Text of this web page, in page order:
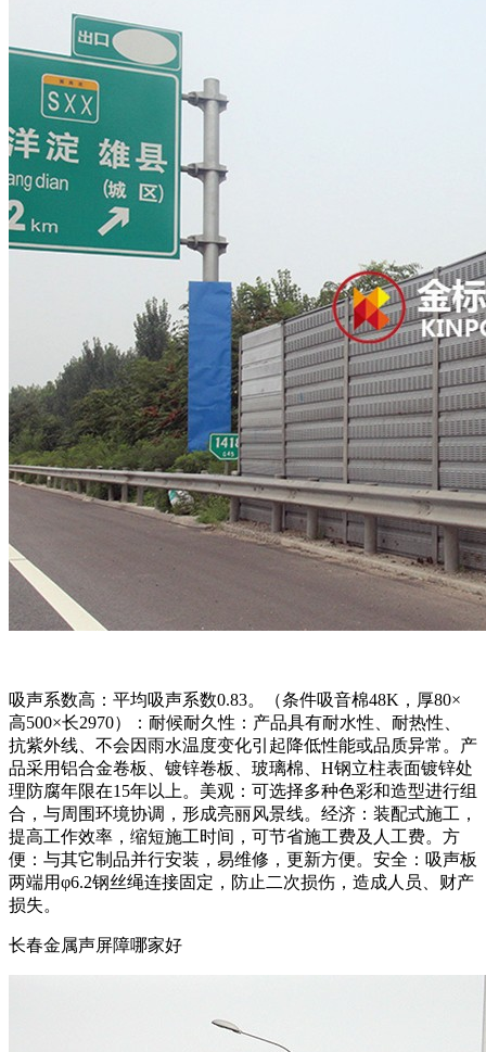
吸声系数高：平均吸声系数0.83。（条件吸音棉48K，厚80×
高500×长2970）：耐候耐久性：产品具有耐水性、耐热性、
抗紫外线、不会因雨水温度变化引起降低性能或品质异常。产
品采用铝合金卷板、镀锌卷板、玻璃棉、H钢立柱表面镀锌处
理防腐年限在15年以上。美观：可选择多种色彩和造型进行组
合，与周围环境协调，形成亮丽风景线。经济：装配式施工，
提高工作效率，缩短施工时间，可节省施工费及人工费。方
便：与其它制品并行安装，易维修，更新方便。安全：吸声板
两端用φ6.2钢丝绳连接固定，防止二次损伤，造成人员、财产
损失。
长春金属声屏障哪家好